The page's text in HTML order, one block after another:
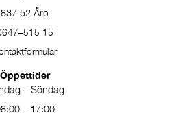
837 52 Åre
15
Öppettider
– Söndag
– 17:00